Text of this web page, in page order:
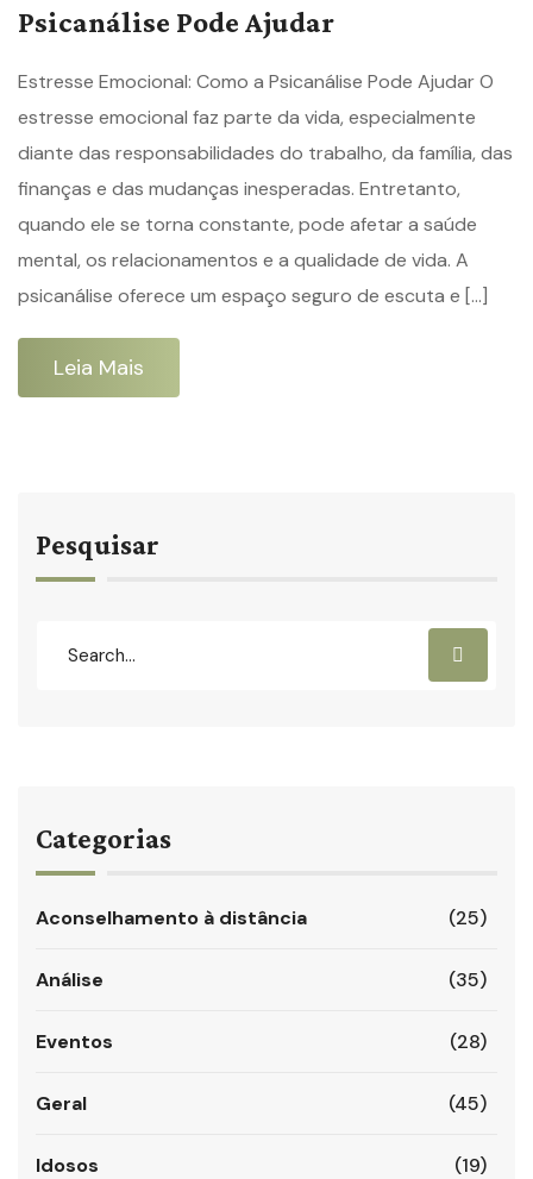
Psicanálise Pode Ajudar
Estresse Emocional: Como a Psicanálise Pode Ajudar O
estresse emocional faz parte da vida, especialmente
diante das responsabilidades do trabalho, da família, das
finanças e das mudanças inesperadas. Entretanto,
quando ele se torna constante, pode afetar a saúde
mental, os relacionamentos e a qualidade de vida. A
psicanálise oferece um espaço seguro de escuta e […]
Leia Mais
Pesquisar
Categorias
Aconselhamento à distância (25)
Análise (35)
Eventos (28)
Geral (45)
Idosos (19)